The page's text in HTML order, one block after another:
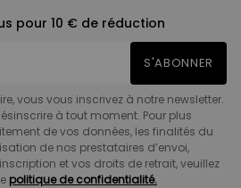
pour 10 € de réduction
S'ABONNER
vous vous inscrivez à notre newsletter.
à tout moment. Pour plus
de vos données, les finalités du
de nos prestataires d’envoi,
et vos droits de retrait, veuillez
politique de confidentialité.